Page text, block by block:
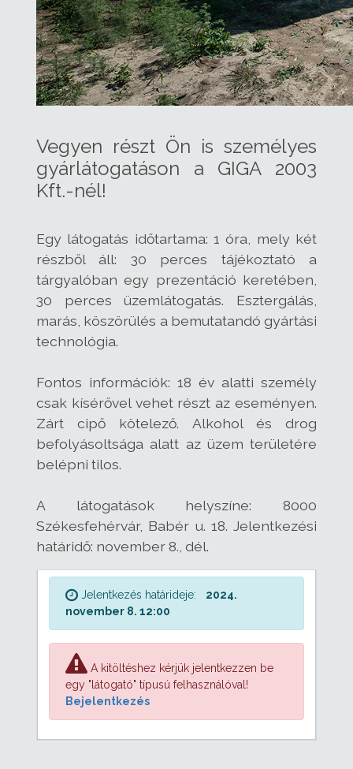
Vegyen részt Ön is személyes
gyárlátogatáson a GIGA 2003
Kft.-nél!
Egy látogatás időtartama: 1 óra, mely két
részből áll: 30 perces tájékoztató a
tárgyalóban egy prezentáció keretében,
30 perces üzemlátogatás. Esztergálás,
marás, köszörülés a bemutatandó gyártási
technológia.
Fontos információk: 18 év alatti személy
csak kísérővel vehet részt az eseményen.
Zárt cipő kötelező. Alkohol és drog
befolyásoltsága alatt az üzem területére
belépni tilos.
A látogatások helyszíne: 8000
Székesfehérvár, Babér u. 18. Jelentkezési
határidő: november 8., dél.
Jelentkezés határideje:
2024.
november 8. 12:00
A kitöltéshez kérjük jelentkezzen be
egy "látogató" típusú felhasználóval!
Bejelentkezés